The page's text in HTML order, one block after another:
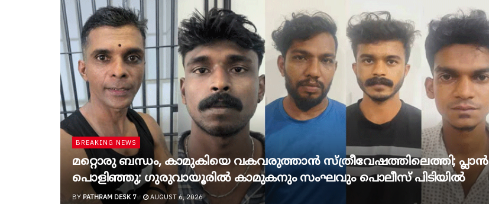
BREAKING NEWS
മറ്റൊരു ബന്ധം, കാമുകിയെ വകവരുത്താൻ സ്ത്രീവേഷത്തിലെത്തി; പ്ലാൻ
പൊളിഞ്ഞു; ഗുരുവായൂരിൽ കാമുകനും സംഘവും പൊലീസ് പിടിയിൽ
BY PATHRAM DESK 7 AUGUST 6, 2026